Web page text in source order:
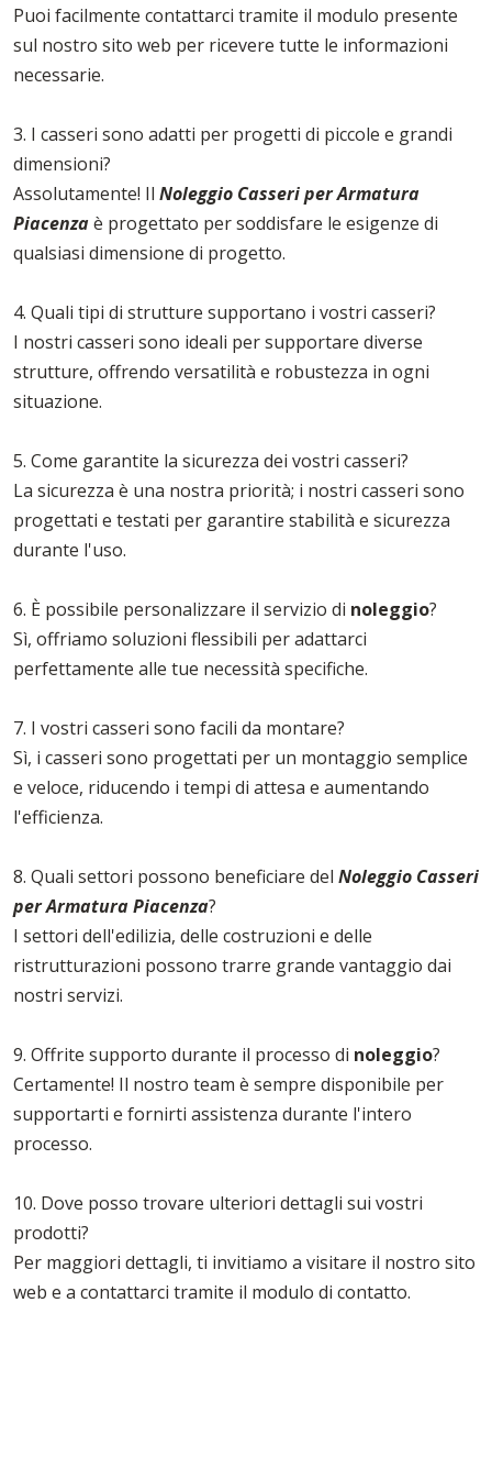
Puoi facilmente contattarci tramite il modulo presente
sul nostro sito web per ricevere tutte le informazioni
necessarie.
3. I casseri sono adatti per progetti di piccole e grandi
dimensioni?
Assolutamente! Il Noleggio Casseri per Armatura
Piacenzaè progettato per soddisfare le esigenze di
qualsiasi dimensione di progetto.
4. Quali tipi di strutture supportano i vostri casseri?
I nostri casseri sono ideali per supportare diverse
strutture, offrendo versatilità e robustezza in ogni
situazione.
5. Come garantite la sicurezza dei vostri casseri?
La sicurezza è una nostra priorità; i nostri casseri sono
progettati e testati per garantire stabilità e sicurezza
durante l'uso.
6. È possibile personalizzare il servizio di noleggio?
Sì, offriamo soluzioni flessibili per adattarci
perfettamente alle tue necessità specifiche.
7. I vostri casseri sono facili da montare?
Sì, i casseri sono progettati per un montaggio semplice
e veloce, riducendo i tempi di attesa e aumentando
l'efficienza.
8. Quali settori possono beneficiare del Noleggio Casseri
per Armatura Piacenza?
I settori dell'edilizia, delle costruzioni e delle
ristrutturazioni possono trarre grande vantaggio dai
nostri servizi.
9. Offrite supporto durante il processo di noleggio?
Certamente! Il nostro team è sempre disponibile per
supportarti e fornirti assistenza durante l'intero
processo.
10. Dove posso trovare ulteriori dettagli sui vostri
prodotti?
Per maggiori dettagli, ti invitiamo a visitare il nostro sito
web e a contattarci tramite il modulo di contatto.